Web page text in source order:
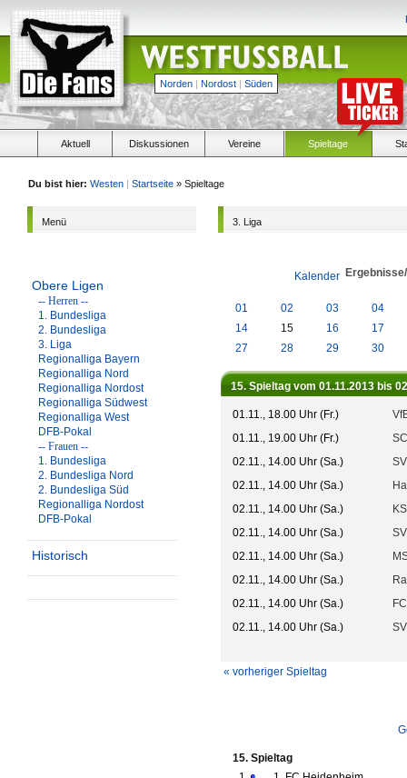
Norden | Nordost | Süden
Aktuell Diskussionen Vereine Spieltage
Du bist hier: Westen | Startseite » Spieltage
Menü
Obere Ligen
-- Herren --
1. Bundesliga
2. Bundesliga
3. Liga
Regionalliga Bayern
Regionalliga Nord
Regionalliga Nordost
Regionalliga Südwest
Regionalliga West
DFB-Pokal
-- Frauen --
1. Bundesliga
2. Bundesliga Nord
2. Bundesliga Süd
Regionalliga Nordost
DFB-Pokal
Historisch
3. Liga
Kalender
01 02 03
04
14
15 16
17
27
28 29 30
15. Spieltag vom 01.11.2013 bis
01.11., 18.00 Uhr (Fr.)
01.11., 19.00 Uhr (Fr.)
02.11., 14.00 Uhr (Sa.)
02.11., 14.00 Uhr (Sa.)
02.11., 14.00 Uhr (Sa.)
02.11., 14.00 Uhr (Sa.)
02.11., 14.00 Uhr (Sa.)
02.11., 14.00 Uhr (Sa.)
02.11., 14.00 Uhr (Sa.)
02.11., 14.00 Uhr (Sa.)
« vorheriger Spieltag
15. Spieltag